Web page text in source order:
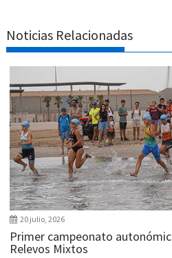
Noticias Relacionadas
20 julio, 2026
Primer campeonato
Relevos Mixtos